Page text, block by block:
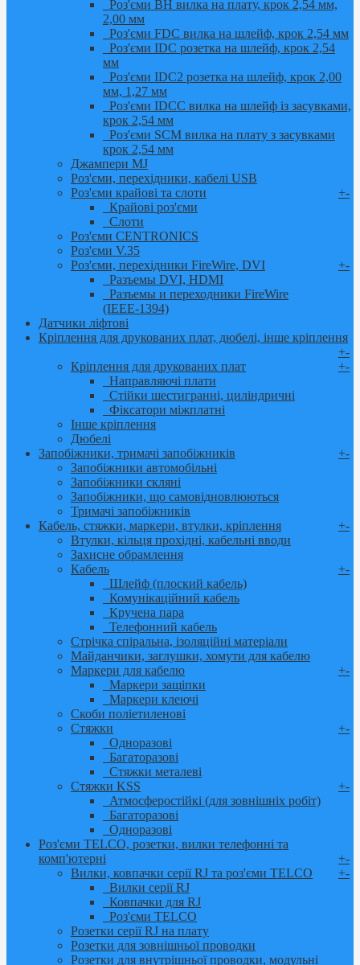
Роз'єми BH вилка на плату, крок 2,54 мм,
2,00 мм
Роз'єми FDC вилка на шлейф, крок 2,54 мм
Роз'єми IDC розетка на шлейф, крок 2,54
мм
Роз'єми IDC2 розетка на шлейф, крок 2,00
мм, 1,27 мм
Роз'єми IDCC вилка на шлейф із засувками,
крок 2,54 мм
Роз'єми SCM вилка на плату з засувками
крок 2,54 мм
Джампери MJ
Роз'єми, перехідники, кабелі USB
Роз'єми крайові та слоти
+-
Крайові роз'єми
Слоти
Роз'єми CENTRONICS
Роз'єми V.35
Роз'єми, перехідники FireWire, DVI
+-
Разъемы DVI, HDMI
Разъемы и переходники FireWire
(IЕЕЕ-1394)
Датчики ліфтові
Кріплення для друкованих плат, дюбелі, інше кріплення
+-
Кріплення для друкованих плат
+-
Направляючі плати
Стійки шестигранні, циліндричні
Фіксатори міжплатні
Інше кріплення
Дюбелі
Запобіжники, тримачі запобіжників
+-
Запобіжники автомобільні
Запобіжники скляні
Запобіжники, що самовідновлюються
Тримачі запобіжників
Кабель, стяжки, маркери, втулки, кріплення
+-
Втулки, кільця прохідні, кабельні вводи
Захисне обрамлення
Кабель
+-
Шлейф (плоский кабель)
Комунікаційний кабель
Кручена пара
Телефонний кабель
Стрічка спіральна, ізоляційні матеріали
Майданчики, заглушки, хомути для кабелю
Маркери для кабелю
+-
Маркери защіпки
Маркери клеючі
Скоби поліетиленові
Стяжки
+-
Одноразові
Багаторазові
Стяжки металеві
Стяжки KSS
+-
Атмосферостійкі (для зовнішніх робіт)
Багаторазові
Одноразові
Роз'єми TELCO, розетки, вилки телефонні та
комп'ютерні
+-
Вилки, ковпачки серії RJ та роз'єми TELCO
+-
Вилки серії RJ
Ковпачки для RJ
Роз'єми TELCO
Розетки серії RJ на плату
Розетки для зовнішньої проводки
Розетки для внутрішньої проводки, модульні